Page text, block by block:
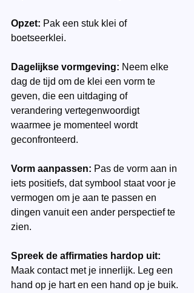
Opzet: Pak een stuk klei of
boetseerklei.
Dagelijkse vormgeving: Neem elke
dag de tijd om de klei een vorm te
geven, die een uitdaging of
verandering vertegenwoordigt
waarmee je momenteel wordt
geconfronteerd.
Vorm aanpassen: Pas de vorm aan in
iets positiefs, dat symbool staat voor je
vermogen om je aan te passen en
dingen vanuit een ander perspectief te
zien.
Spreek de affirmaties hardop uit:
Maak contact met je innerlijk. Leg een
hand op je hart en een hand op je buik.